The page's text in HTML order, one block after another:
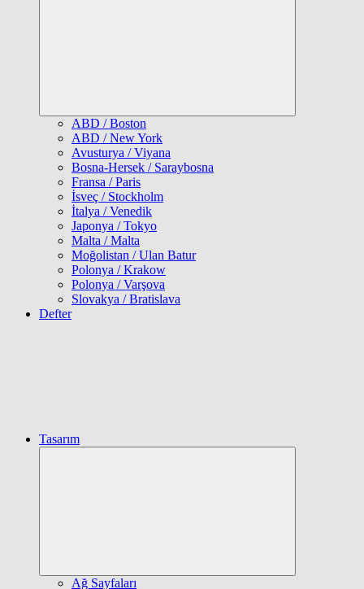
ABD / Boston
ABD / New York
Avusturya / Viyana
Bosna-Hersek / Saraybosna
Fransa / Paris
İsveç / Stockholm
İtalya / Venedik
Japonya / Tokyo
Malta / Malta
Moğolistan / Ulan Batur
Polonya / Krakow
Polonya / Varşova
Slovakya / Bratislava
Defter
Tasarım
Ağ Sayfaları